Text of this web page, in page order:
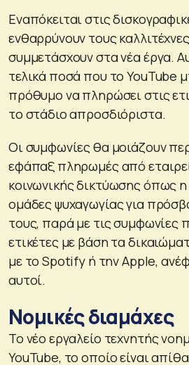
Εναπόκειται στις
ενθαρρύνουν τους
συμμετάσχουν στα νέα έργα.
τελικά ποσά που το YouTube
πρόθυμο να πληρώσει στις
το στάδιο απροσδιόριστα.
Οι συμφωνίες θα μοιάζουν
εφάπαξ πληρωμές από
κοινωνικής δικτύωσης όπως
ομάδες ψυχαγωγίας για
τους, παρά με τις συμφωνίες
ετικέτες με βάση τα
με το Spotify ή την Apple,
αυτοί.
Νομικές διαμάχες
Το νέο εργαλείο τεχνητής
YouTube, το οποίο είναι